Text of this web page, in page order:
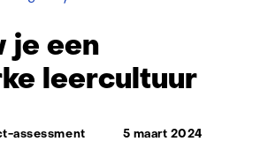
een
ijzersterke
leercultuur
je een
leercultuur
assessment 5 maart 2024